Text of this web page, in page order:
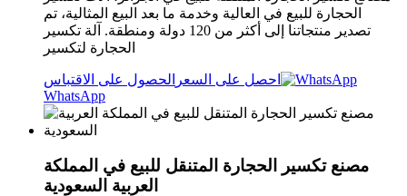
الحجارة للبيع في العالية وخدمة ما بعد البيع المثالية، تم
تصدير منتجاتنا إلى أكثر من 120 دولة ومنطقة. آلة تكسير
الحجارة لتكسير
احصل على السعر الحصول على الاقتباس
WhatsApp
مصنع تكسير الحجارة المتنقل للبيع في المملكة
العربية السعودية